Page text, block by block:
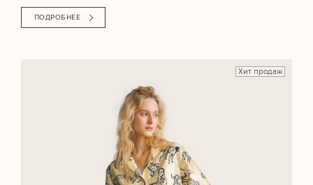
ПОДРОБНЕЕ
Хит продаж